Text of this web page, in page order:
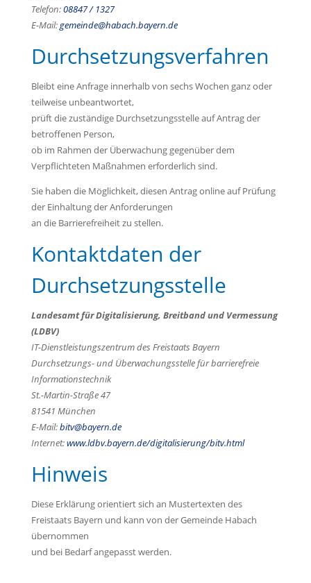
Telefon:08847 / 1327
E-Mail:gemeinde@habach.bayern.de
Durchsetzungsverfahren
Bleibt eine Anfrage innerhalb von sechs Wochen ganz oder
teilweise unbeantwortet,
prüft die zuständige Durchsetzungsstelle auf Antrag der
betroffenen Person,
ob im Rahmen der Überwachung gegenüber dem
Verpflichteten Maßnahmen erforderlich sind.
Sie haben die Möglichkeit, diesen Antrag online auf Prüfung
der Einhaltung der Anforderungen
an die Barrierefreiheit zu stellen.
Kontaktdaten der
Durchsetzungsstelle
Landesamt für Digitalisierung, Breitband und Vermessung
(LDBV)
IT-Dienstleistungszentrum des Freistaats Bayern
Durchsetzungs- und Überwachungsstelle für barrierefreie
Informationstechnik
St.-Martin-Straße 47
81541 München
E-Mail:bitv@bayern.de
Internet:www.ldbv.bayern.de/digitalisierung/bitv.html
Hinweis
Diese Erklärung orientiert sich an Mustertexten des
Freistaats Bayern und kann von der Gemeinde Habach
übernommen
und bei Bedarf angepasst werden.